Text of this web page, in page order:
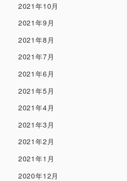
2021年10月
2021年9月
2021年8月
2021年7月
2021年6月
2021年5月
2021年4月
2021年3月
2021年2月
2021年1月
2020年12月